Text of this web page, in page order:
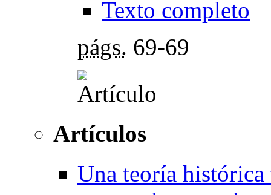
Texto completo
págs. 69-69
Artículos
Una teoría histórica